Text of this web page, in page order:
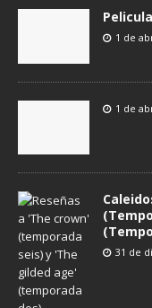
1 de
1 de
31 de